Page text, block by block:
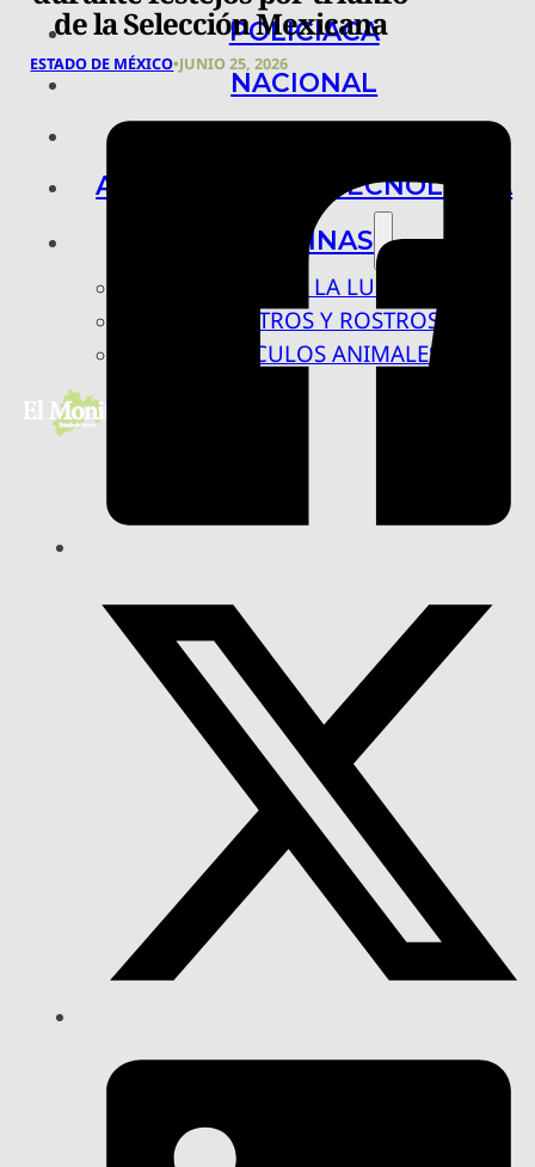
POLICIACA
NACIONAL
ARTE, CIENCIA Y TECNOLOGÍA
COLUMNAS
BAJO LA LUPA
RASTROS Y ROSTROS
VÍNCULOS ANIMALES
de la Selección Mexicana
ESTADO DE MÉXICO•JUNIO 25, 2026